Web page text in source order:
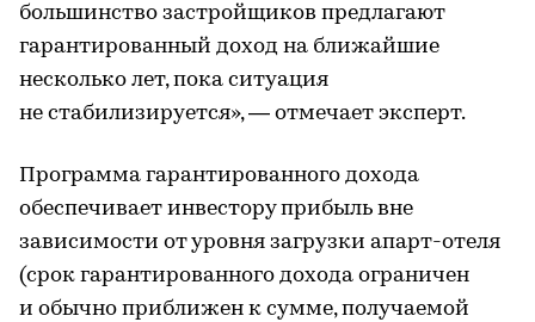
большинство застройщиков предлагают
гарантированный доход на ближайшие
несколько лет, пока ситуация
не стабилизируется», — отмечает эксперт.
Программа гарантированного дохода
обеспечивает инвестору прибыль вне
зависимости от уровня загрузки апарт-отеля
(срок гарантированного дохода ограничен
и обычно приближен к сумме, получаемой